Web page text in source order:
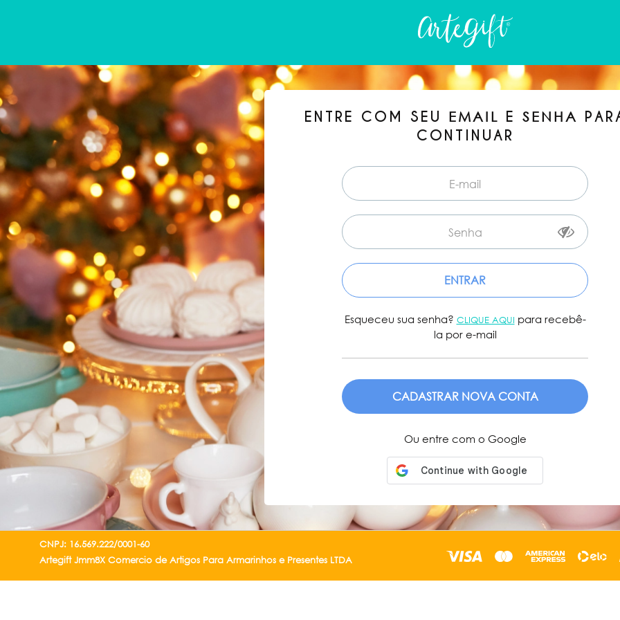
ENTRE COM SEU EMAIL E SENHA
CONTINUAR
ENTRAR
Esqueceu sua senha? CLIQUE AQUI para recebê-
la por e-mail
ENVIAR
Ou entre com o Google
CNPJ: 16.569.222/0001-60
Artegift Jmm8X Comercio de Artigos Para Armarinhos e Presentes LTDA